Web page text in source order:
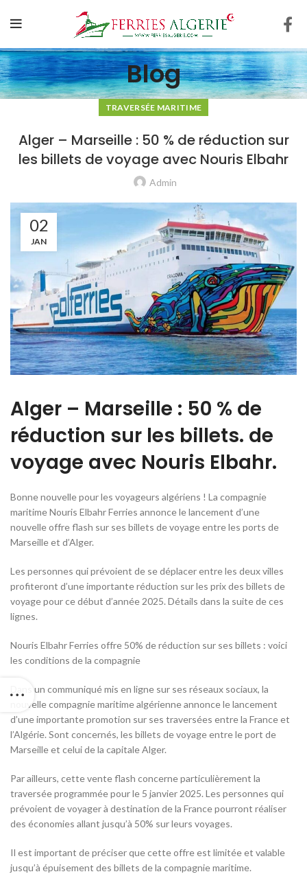
Blog
TRAVERSÉE MARITIME
Alger – Marseille : 50 % de réduction sur
les billets de voyage avec Nouris Elbahr
Admin
02
JAN
Alger – Marseille : 50 % de
réduction sur les billets. de
voyage avec Nouris Elbahr.
Bonne nouvelle pour les voyageurs algériens ! La compagnie
maritime Nouris Elbahr Ferries annonce le lancement d’une
nouvelle offre flash sur ses billets de voyage entre les ports de
Marseille et d’Alger.
Les personnes qui prévoient de se déplacer entre les deux villes
profiteront d’une importante réduction sur les prix des billets de
voyage pour ce début d’année 2025. Détails dans la suite de ces
lignes.
Nouris Elbahr Ferries offre 50% de réduction sur ses billets : voici
les conditions de la compagnie
Dans un communiqué mis en ligne sur ses réseaux sociaux, la
nouvelle compagnie maritime algérienne annonce le lancement
d’une importante promotion sur ses traversées entre la France et
l’Algérie. Sont concernés, les billets de voyage entre le port de
Marseille et celui de la capitale Alger.
Par ailleurs, cette vente flash concerne particulièrement la
traversée programmée pour le 5 janvier 2025. Les personnes qui
prévoient de voyager à destination de la France pourront réaliser
des économies allant jusqu’à 50% sur leurs voyages.
Il est important de préciser que cette offre est limitée et valable
jusqu’à épuisement des billets de la compagnie maritime.